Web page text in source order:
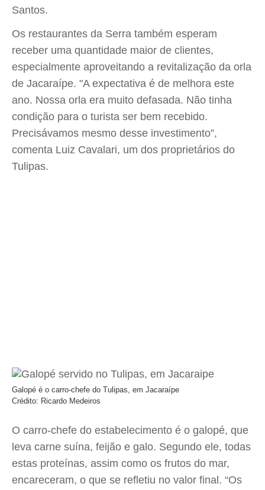
Santos.
Os restaurantes da Serra também esperam
receber uma quantidade maior de clientes,
especialmente aproveitando a revitalização da orla
de Jacaraípe. "A expectativa é de melhora este
ano. Nossa orla era muito defasada. Não tinha
condição para o turista ser bem recebido.
Precisávamos mesmo desse investimento”,
comenta Luiz Cavalari, um dos proprietários do
Tulipas.
Galopé é o carro-chefe do Tulipas, em Jacaraípe
Crédito: Ricardo Medeiros
O carro-chefe do estabelecimento é o galopé, que
leva carne suína, feijão e galo. Segundo ele, todas
estas proteínas, assim como os frutos do mar,
encareceram, o que se refletiu no valor final. “Os